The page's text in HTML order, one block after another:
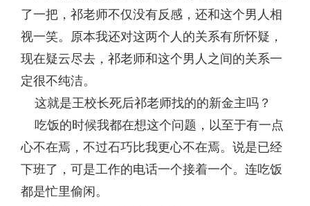
了一把，祁老师不仅没有反感，还和这个男人相
视一笑。原本我还对这两个人的关系有所怀疑，
现在疑云尽去，祁老师和这个男人之间的关系一
定很不纯洁。
这就是王校长死后祁老师找的的新金主吗？
吃饭的时候我都在想这个问题，以至于有一点
心不在焉，不过石巧比我更心不在焉。说是已经
下班了，可是工作的电话一个接着一个。连吃饭
都是忙里偷闲。